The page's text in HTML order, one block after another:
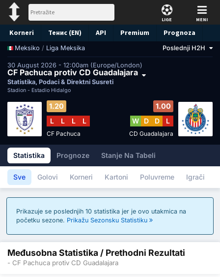
LIGE MENI
Korneri Тенис (EN) API Premium Prognoza
Meksiko / Liga Meksika Poslednji H2H
30 August 2026 - 12:00am (Europe/London)
CF Pachuca protiv CD Guadalajara
Statistika, Podaci & Direktni Susreti
Stadion - Estadio Hidalgo
1.20
L
L L L
CF Pachuca
1.00
W
D D L
CD Guadalajara
Statistika Prognoze Stanje Na Tabeli
Sve Golovi Korneri Kartoni Poluvreme Igrači
Prikazuje se poslednjih 10 statistika jer je ovo utakmica na
početku sezone. Prikažu Sezonsku Statistiku
Međusobna Statistika / Prethodni Rezultati
- CF Pachuca protiv CD Guadalajara